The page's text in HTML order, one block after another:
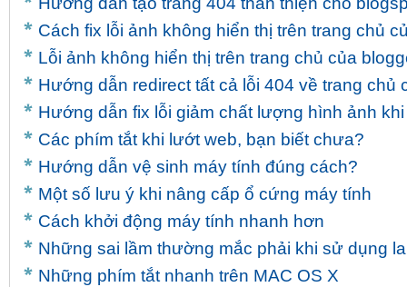
Cách fix lỗi ảnh không hiển thị trên trang chủ
Lỗi ảnh không hiển thị trên trang chủ của
Hướng dẫn redirect tất cả lỗi 404 về trang chủ
Hướng dẫn fix lỗi giảm chất lượng hình ảnh
Các phím tắt khi lướt web, bạn biết chưa?
Hướng dẫn vệ sinh máy tính đúng cách?
Một số lưu ý khi nâng cấp ổ cứng máy tính
Cách khởi động máy tính nhanh hơn
Những sai lầm thường mắc phải khi sử dụng
Những phím tắt nhanh trên MAC OS X